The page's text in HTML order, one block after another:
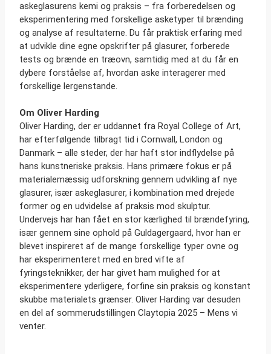
askeglasurens kemi og praksis – fra forberedelsen og
eksperimentering med forskellige asketyper til brænding
og analyse af resultaterne. Du får praktisk erfaring med
at udvikle dine egne opskrifter på glasurer, forberede
tests og brænde en træovn, samtidig med at du får en
dybere forståelse af, hvordan aske interagerer med
forskellige lergenstande.
Om Oliver Harding
Oliver Harding, der er uddannet fra Royal College of Art,
har efterfølgende tilbragt tid i Cornwall, London og
Danmark – alle steder, der har haft stor indflydelse på
hans kunstneriske praksis. Hans primære fokus er på
materialemæssig udforskning gennem udvikling af nye
glasurer, især askeglasurer, i kombination med drejede
former og en udvidelse af praksis mod skulptur.
Undervejs har han fået en stor kærlighed til brændefyring,
især gennem sine ophold på Guldagergaard, hvor han er
blevet inspireret af de mange forskellige typer ovne og
har eksperimenteret med en bred vifte af
fyringsteknikker, der har givet ham mulighed for at
eksperimentere yderligere, forfine sin praksis og konstant
skubbe materialets grænser. Oliver Harding var desuden
en del af sommerudstillingen Claytopia 2025 – Mens vi
venter.